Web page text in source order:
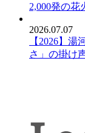
2,000発の
2026.07.07
【2026】
さ」の掛け